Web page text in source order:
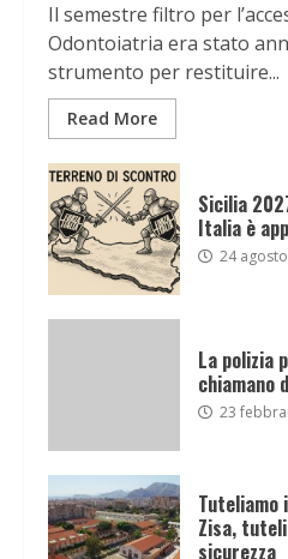
Il semestre filtro per
Odontoiatria era stato
strumento per restituire...
Read More
Sicilia
Italia è
24
La polizia
chiamano
23
Zisa,
sicurezza